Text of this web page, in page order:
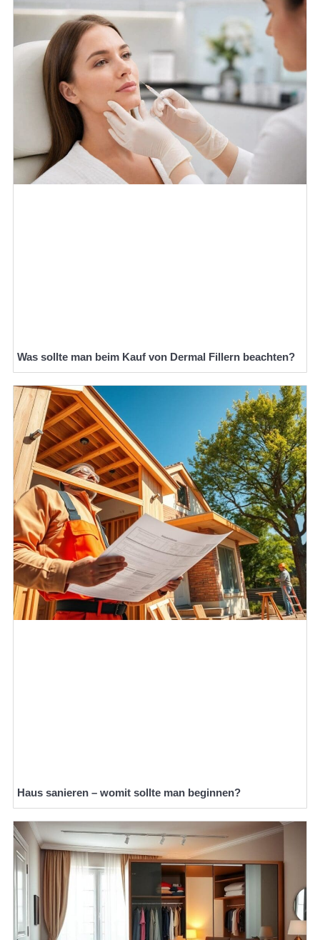
Was sollte man beim Kauf von Dermal Fillern beachten?
Haus sanieren – womit sollte man beginnen?